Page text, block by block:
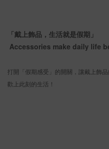
「戴上飾品，生活就是假期」
Accessories make daily life
打開「假期感受」的開關，讓戴上飾
歡上此刻的生活！